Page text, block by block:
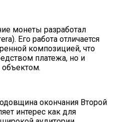
монеты разработал
Его работа отличается
композицией, что
платежа, но и
окончания Второй
интерес как для